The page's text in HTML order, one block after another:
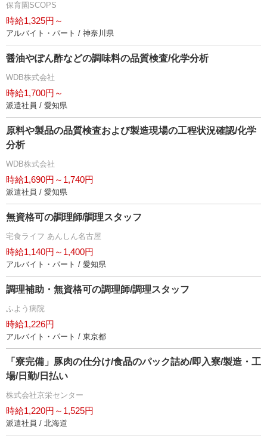
保育園SCOPS
時給1,325円～
アルバイト・パート / 神奈川県
醤油やぽん酢などの調味料の品質検査/化学分析
WDB株式会社
時給1,700円～
派遣社員 / 愛知県
原料や製品の品質検査および製造現場の工程状況確認/化学
分析
WDB株式会社
時給1,690円～1,740円
派遣社員 / 愛知県
無資格可の調理師/調理スタッフ
宅食ライフ あんしん名古屋
時給1,140円～1,400円
アルバイト・パート / 愛知県
調理補助・無資格可の調理師/調理スタッフ
ふよう病院
時給1,226円
アルバイト・パート / 東京都
「寮完備」豚肉の仕分け/食品のパック詰め/即入寮/製造・工
場/日勤/日払い
株式会社京栄センター
時給1,220円～1,525円
派遣社員 / 北海道